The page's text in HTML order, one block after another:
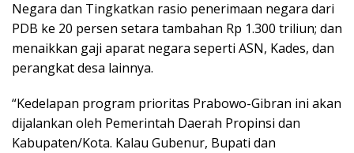
Negara dan Tingkatkan rasio penerimaan negara dari
PDB ke 20 persen setara tambahan Rp 1.300 triliun; dan
menaikkan gaji aparat negara seperti ASN, Kades, dan
perangkat desa lainnya.
“Kedelapan program prioritas Prabowo-Gibran ini akan
dijalankan oleh Pemerintah Daerah Propinsi dan
Kabupaten/Kota. Kalau Gubenur, Bupati dan